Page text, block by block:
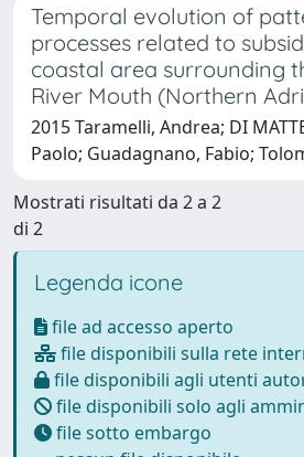
Temporal evolution of
processes related to
coastal area surrounding
River Mouth (Northern
2015 Taramelli, Andrea; DI
Paolo; Guadagnano, Fabio;
Mostrati risultati da 2 a 2
di 2
Legenda icone
file ad accesso aperto
file disponibili sulla rete
file disponibili agli utenti
file disponibili solo agli
file sotto embargo